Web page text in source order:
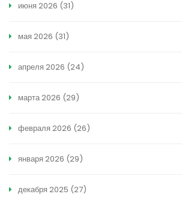
июня 2026 (31)
мая 2026 (31)
апреля 2026 (24)
марта 2026 (29)
февраля 2026 (26)
января 2026 (29)
декабря 2025 (27)